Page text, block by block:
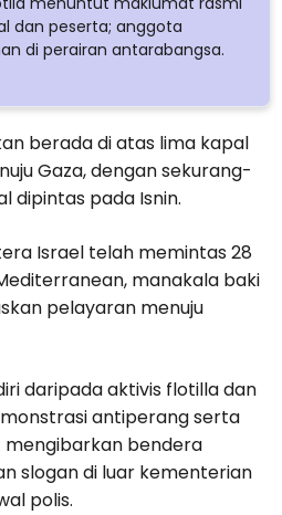
dan peserta; anggota
di perairan antarabangsa.
berada di atas lima kapal
Gaza, dengan sekurang-
dipintas pada Isnin.
Israel telah memintas 28
manakala baki
pelayaran menuju
daripada aktivis flotilla dan
antiperang serta
mengibarkan bendera
slogan di luar kementerian
polis.